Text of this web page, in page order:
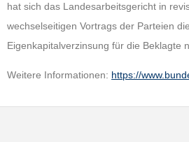
hat sich das Landesarbeitsgericht in
wechselseitigen Vortrags der Parteien
Eigenkapitalverzinsung für die Beklagte
Weitere Informationen: https://